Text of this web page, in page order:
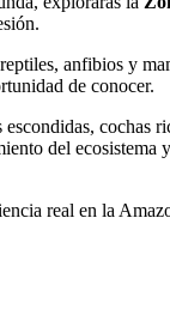
anfibios y
de conocer.
cochas
del ecosistema
real en la